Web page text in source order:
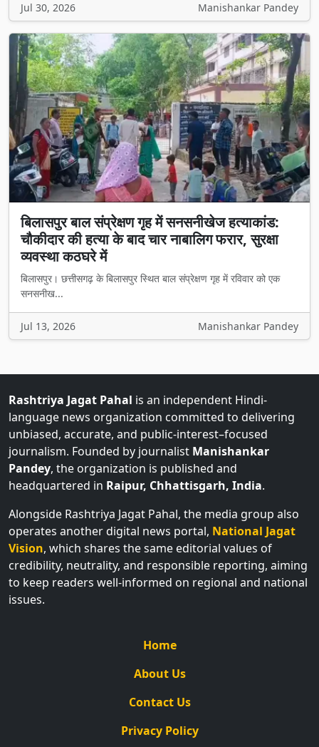
Jul 30, 2026 Manishankar Pandey
बिलासपुर बाल संप्रेक्षण गृह में सनसनीखेज हत्याकांड:
चौकीदार की हत्या के बाद चार नाबालिग फरार, सुरक्षा
व्यवस्था कठघरे में
बिलासपुर। छत्तीसगढ़ के बिलासपुर स्थित बाल संप्रेक्षण गृह में रविवार को एक
सनसनीख...
Jul 13, 2026 Manishankar Pandey
Rashtriya Jagat Pahal is an independent Hindi-
language news organization committed to delivering
unbiased, accurate, and public-interest–focused
journalism. Founded by journalist Manishankar
Pandey, the organization is published and
headquartered in Raipur, Chhattisgarh, India.
Alongside Rashtriya Jagat Pahal, the media group also
operates another digital news portal, National Jagat
Vision, which shares the same editorial values of
credibility, neutrality, and responsible reporting, aiming
to keep readers well-informed on regional and national
issues.
Home
About Us
Contact Us
Privacy Policy